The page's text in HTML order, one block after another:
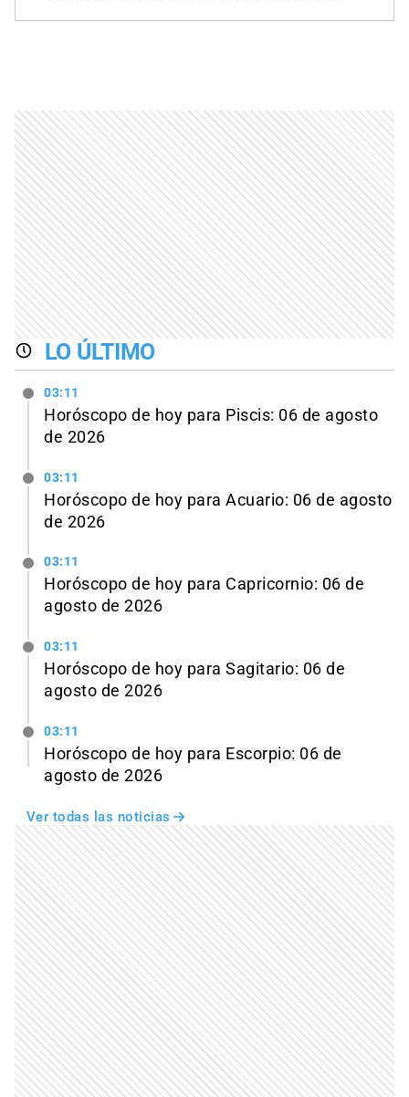
LO ÚLTIMO
03:11
Horóscopo de hoy para Piscis: 06 de agosto
de 2026
03:11
Horóscopo de hoy para Acuario: 06 de agosto
de 2026
03:11
Horóscopo de hoy para Capricornio: 06 de
agosto de 2026
03:11
Horóscopo de hoy para Sagitario: 06 de
agosto de 2026
03:11
Horóscopo de hoy para Escorpio: 06 de
agosto de 2026
Ver todas las noticias